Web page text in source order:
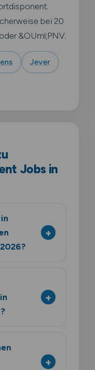
bei 20
&OUml;PNV.
Jever
Jobs in